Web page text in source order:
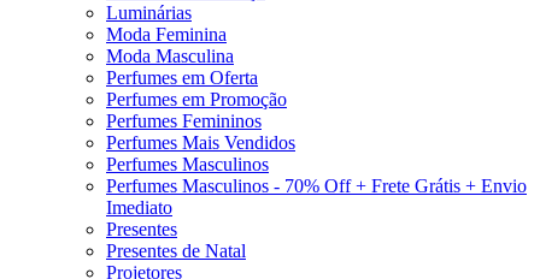
Luminárias
Moda Feminina
Moda Masculina
Perfumes em Oferta
Perfumes em Promoção
Perfumes Femininos
Perfumes Mais Vendidos
Perfumes Masculinos
Perfumes Masculinos - 70% Off + Frete Grátis + Envio
Imediato
Presentes
Presentes de Natal
Projetores